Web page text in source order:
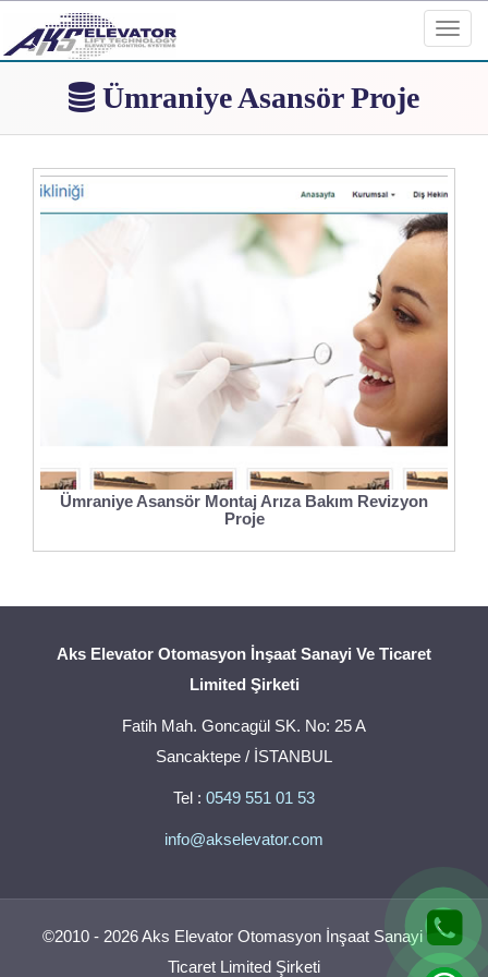
Ümraniye Asansör Proje
Ümraniye Asansör Montaj Arıza Bakım Revizyon
Proje
Aks Elevator Otomasyon İnşaat Sanayi Ve Ticaret
Limited Şirketi
Fatih Mah. Goncagül SK. No: 25 A
Sancaktepe / İSTANBUL
Tel : 0549 551 01 53
info@akselevator.com
©2010 - 2026 Aks Elevator Otomasyon İnşaat Sanayi Ve
Ticaret Limited Şirketi